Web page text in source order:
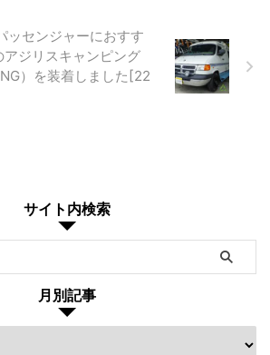
ッセンジャーにおすす
ジリスキャンピング
）を装着しました[22
サイト内検索
月別記事